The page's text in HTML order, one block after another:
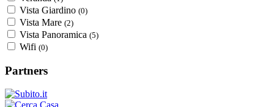
Vista Giardino (0)
Vista Mare (2)
Vista Panoramica (5)
Wifi (0)
Partners